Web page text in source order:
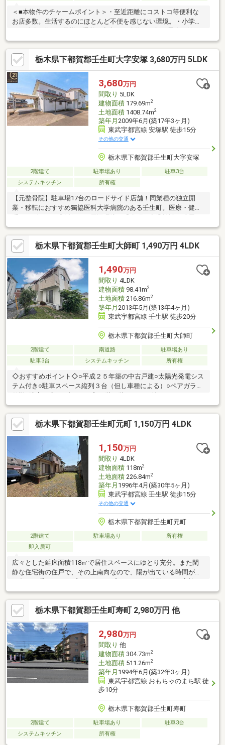
＜■本物件のチャームポイント＞・至近距離にコストコ等便利な
お店多数。生活するのにほとんど不便を感じない環境。・小学校
まで徒歩1 分、お子様の通学も安心。・建物は、新耐震改正後の
新築。約10 年前に浴室、洗面、キッチンの水回りリフォーム済
み。・敷地が118 坪で庭も約 60 坪あり、塀により隔離されている
ので広いドッグランとして使えます。・将来使わなくなった後
は、建物を解体して、約56 坪づつの 2 区画の分譲として売却する
ことも可能。
栃木県下都賀郡壬生町大字安塚 3,680万円 5LDK
3,680万円
間取り 5LDK
建物面積179.69m2
土地面積1408.74m2
築年月 2009年6月(築17年3ヶ月)
東武宇都宮線 安塚駅 徒歩15分
その他の交通
栃木県下都賀郡壬生町大字安塚
2階建て 駐車場あり
駐車3台
システムキッチン
所有権
【元整骨院】駐車場17台のロードサイド店舗！同業種の独立開
業・移転におすすめ獨協医科大学病院のある壬生町。医療・健康
進むエリア安塚小学校も近く、地域密着のビジネスにも！※本物
件は市街化調整区域内（都市計画法施行令第34条1号）に位置す
るため、業種や事業内容によって各行政機関の許可が必要となり
ます。『自分の業種でも出店できる？』といった疑問や、許可申
請に関するご相談も、私たちがしっかりサポートいたしますの
で、まずはお気軽にお問い合わせください！
栃木県下都賀郡壬生町大師町 1,490万円 4LDK
1,490万円
間取り 4LDK
建物面積98.41m2
土地面積216.86m2
築年月 2013年5月(築13年4ヶ月)
東武宇都宮線 壬生駅 徒歩20分
栃木県下都賀郡壬生町大師町
2階建て 南道路
駐車場あり
駐車3台
システムキッチン 所有権
◇おすすめポイント◇○平成２５年築の中古戸建○太陽光発電シス
テム付き○駐車スペース縦列３台（但し車種による）○ペアガラス
仕様○浴室は広々一坪タイプ○１階２階にトイレ付き○バルコニー
２箇所あり○スーパー、コンビニ、ドラッグストアが徒歩１０分
圏内○物置付き
栃木県下都賀郡壬生町元町 1,150万円 4LDK
1,150万円
間取り 4LDK
建物面積118m2
土地面積226.84m2
築年月 1996年4月(築30年5ヶ月)
東武宇都宮線 壬生駅 徒歩15分
その他の交通
栃木県下都賀郡壬生町元町
2階建て 駐車場あり
所有権
即入居可
広々とした延床面積118㎡で居住スペースにゆとり充分。また閑
静な住宅街の住戸で、その上南向なので、陽が出ている時間が短
いうコミュニティを支える4LDK。是非見学にお越しください。
栃木県下都賀郡壬生町寿町 2,980万円 他
2,980万円
間取り 他
建物面積304.73m2
土地面積511.26m2
築年月 1994年6月(築32年3ヶ月)
東武宇都宮線 おもちゃのまち駅 徒
歩10分
栃木県下都賀郡壬生町寿町
2階建て 駐車場あり
駐車3台
システムキッチン
所有権